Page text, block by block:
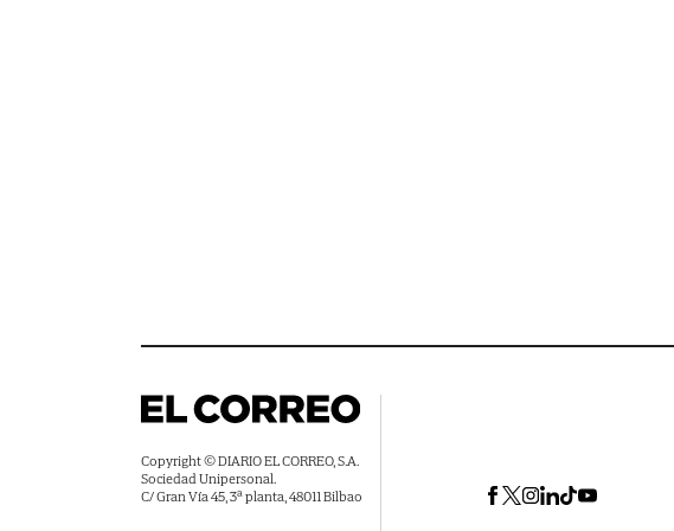
Copyright © DIARIO EL CORREO, S.A.
Sociedad Unipersonal.
C/ Gran Vía 45, 3ª planta, 48011 Bilbao